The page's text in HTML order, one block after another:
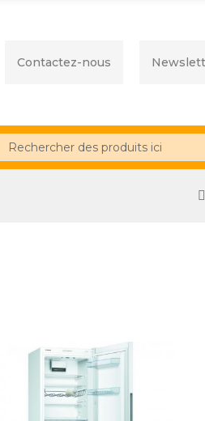
Contactez-nous